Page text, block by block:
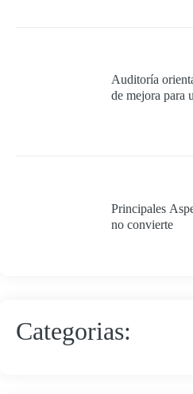
Auditoría
de mejora para
Principales
no convierte
Categorias: